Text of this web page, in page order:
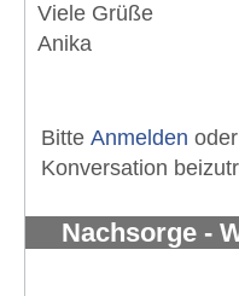
Viele Grüße
Anika
Bitte Anmelden oder
Konversation
Nachsorge -